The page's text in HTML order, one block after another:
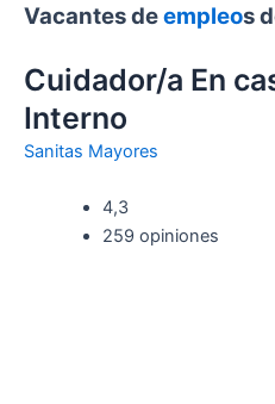
Vacantes deempleos
Cuidador/a En
Interno
Sanitas Mayores
4,3
259 opiniones